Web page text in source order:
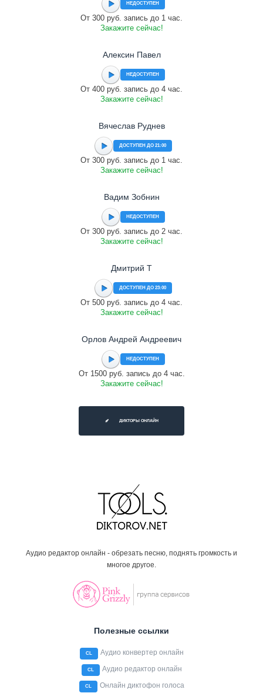
НЕДОСТУПЕН
От 300 руб. запись до 1 час.
Закажите сейчас!
Алексин Павел
НЕДОСТУПЕН
От 400 руб. запись до 4 час.
Закажите сейчас!
Вячеслав Руднев
ДОСТУПЕН ДО 21:00
От 300 руб. запись до 1 час.
Закажите сейчас!
Вадим Зобнин
НЕДОСТУПЕН
От 300 руб. запись до 2 час.
Закажите сейчас!
Дмитрий Т
ДОСТУПЕН ДО 23:00
От 500 руб. запись до 4 час.
Закажите сейчас!
Орлов Андрей Андреевич
НЕДОСТУПЕН
От 1500 руб. запись до 4 час.
Закажите сейчас!
ДИКТОРЫ ОНЛАЙН
Аудио редактор онлайн - обрезать песню, поднять громкость и
многое другое.
Полезные ссылки
CL Аудио конвертер онлайн
CL Аудио редактор онлайн
CL Онлайн диктофон голоса